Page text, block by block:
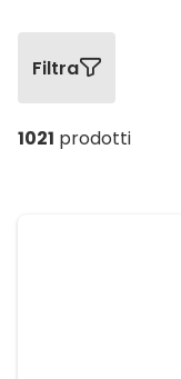
Filtra
1021 prodotti